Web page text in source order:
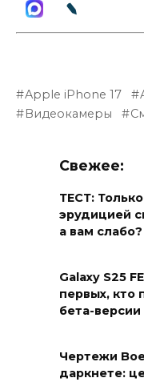
Apple iPhone 17
Видеокамеры
Свежее:
ТЕСТ:
эрудицией
а вам слабо?
Galaxy S25
первых, кто
бета-версии
Чертежи
даркнете: